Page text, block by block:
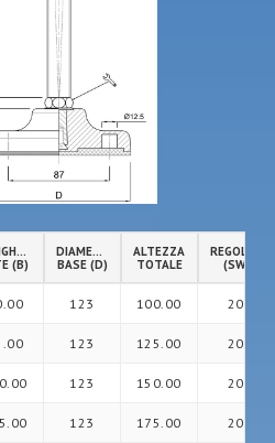
(B)
DIAMETRO
BASE (D)
ALTEZZA
TOTALE
(SW)
123 100.00 20
123 125.00 20
123 150.00 20
123 175.00 20